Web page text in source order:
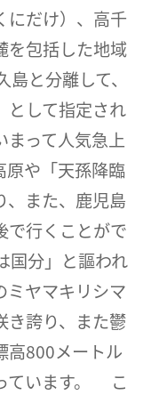
だけ）、高千
を包括した地域
と分離して、
として指定され
まって人気急上
原や「天孫降臨
、また、鹿児島
で行くことがで
分」と謳われ
ミヤマキリシマ
き誇り、また鬱
高800メートル
ています。 こ